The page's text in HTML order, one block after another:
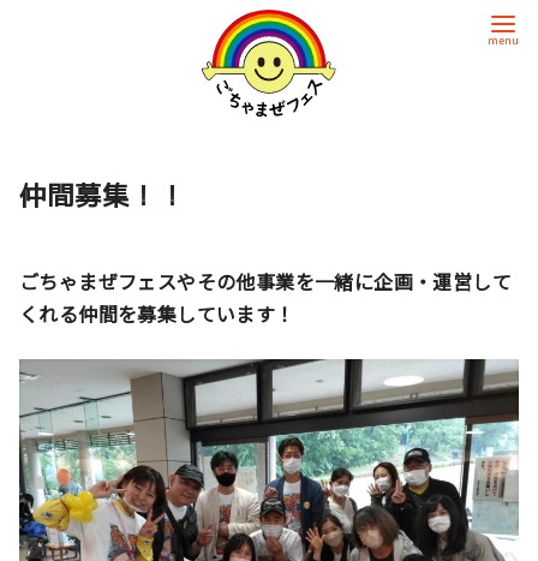
仲間募集！！
ごちゃまぜフェスやその他事業を一緒に企画・運営して
くれる仲間を募集しています！